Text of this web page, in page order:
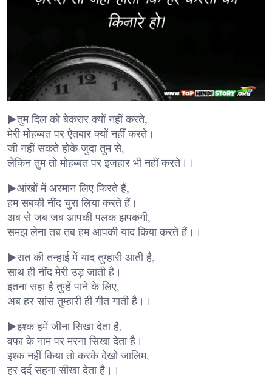
▶तुम दिल को बेकरार क्यों नहीं करते,
मेरी मोहब्बत पर ऐतबार क्यों नहीं करते।
जी नहीं सकते होके जुदा तुम से,
लेकिन तुम तो मोहब्बत पर इजहार भी नहीं करते।।
▶आंखों में अरमान लिए फिरते हैं,
हम सबकी नींद चुरा लिया करते हैं।
अब से जब जब आपकी पलक झपकगी,
समझ लेना तब तब हम आपकी याद किया करते हैं।।
▶रात की तन्हाई में याद तुम्हारी आती है,
साथ ही नींद मेरी उड़ जाती है।
इतना सहा है तुम्हें पाने के लिए,
अब हर सांस तुम्हारी ही गीत गाती है।।
▶इश्क हमें जीना सिखा देता है,
वफा के नाम पर मरना सिखा देता है।
इश्क नहीं किया तो करके देखो जालिम,
हर दर्द सहना सीखा देता है।।